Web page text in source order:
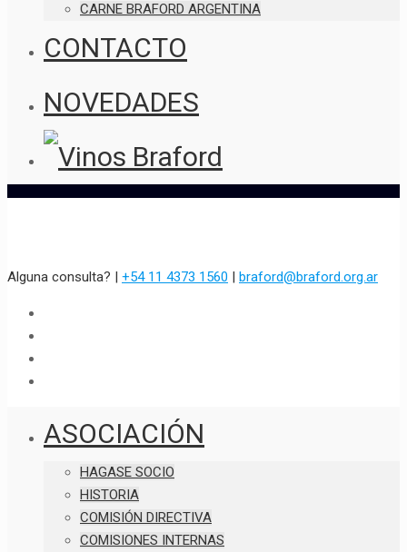
CARNE BRAFORD ARGENTINA
CONTACTO
NOVEDADES
Alguna consulta? | +54 11 4373 1560 | braford@braford.org.ar
ASOCIACIÓN
HAGASE SOCIO
HISTORIA
COMISIÓN DIRECTIVA
COMISIONES INTERNAS